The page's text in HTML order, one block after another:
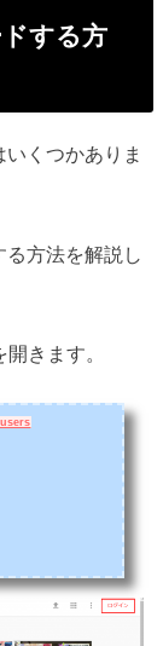
する方
くつかありま
方法を解説し
きます。